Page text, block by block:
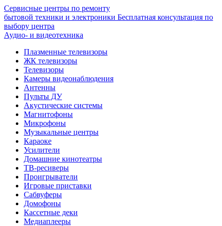
Сервисные центры по ремонту
бытовой техники и электроники Бесплатная консультация по
выбору центра
Аудио- и видеотехника
Плазменные телевизоры
ЖК телевизоры
Телевизоры
Камеры видеонаблюдения
Антенны
Пульты ДУ
Акустические системы
Магнитофоны
Микрофоны
Музыкальные центры
Караоке
Усилители
Домашние кинотеатры
ТВ-ресиверы
Проигрыватели
Игровые приставки
Сабвуферы
Домофоны
Кассетные деки
Медиаплееры